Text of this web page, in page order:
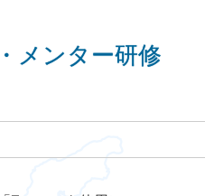
メンター研修